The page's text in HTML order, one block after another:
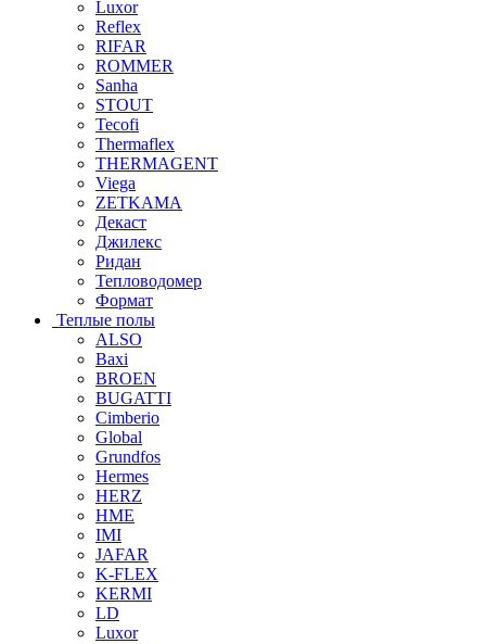
Luxor
Reflex
RIFAR
ROMMER
Sanha
STOUT
Tecofi
Thermaflex
THERMAGENT
Viega
ZETKAMA
Декаст
Джилекс
Ридан
Тепловодомер
Формат
Теплые полы
ALSO
Baxi
BROEN
BUGATTI
Cimberio
Global
Grundfos
Hermes
HERZ
HME
IMI
JAFAR
K-FLEX
KERMI
LD
Luxor